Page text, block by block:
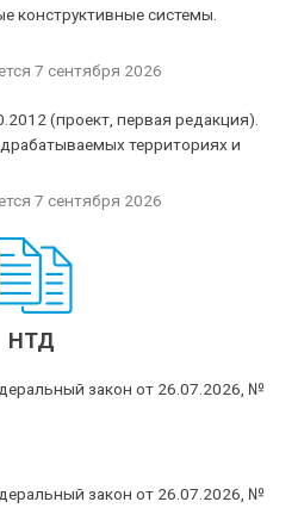
конструктивные системы.
7 сентября 2026
(проект, первая редакция).
территориях и
7 сентября 2026
НТД
закон от 26.07.2026, №
закон от 26.07.2026, №